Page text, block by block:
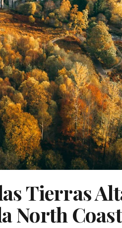
Tierras
North